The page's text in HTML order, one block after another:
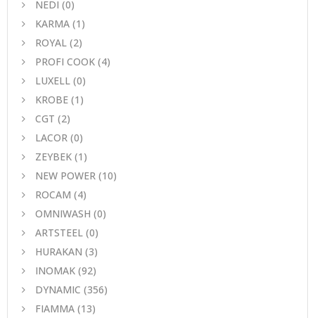
NEDI (0)
KARMA (1)
ROYAL (2)
PROFI COOK (4)
LUXELL (0)
KROBE (1)
CGT (2)
LACOR (0)
ZEYBEK (1)
NEW POWER (10)
ROCAM (4)
OMNIWASH (0)
ARTSTEEL (0)
HURAKAN (3)
INOMAK (92)
DYNAMIC (356)
FIAMMA (13)